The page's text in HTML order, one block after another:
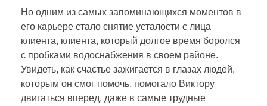
Но одним из самых запоминающихся моментов в
его карьере стало снятие усталости с лица
клиента, клиента, который долгое время боролся
с пробками водоснабжения в своем районе.
Увидеть, как счастье зажигается в глазах людей,
которым он смог помочь, помогало Виктору
двигаться вперед, даже в самые трудные